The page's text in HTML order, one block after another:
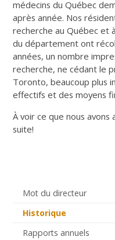
Mot du directeur
Historique
Rapports annuels
médecins du Québec
après année. Nos
recherche au Québec et
du département ont
années, un nombre
recherche, ne cédant le
Toronto, beaucoup plus
effectifs et des moyens
À voir ce que nous avons
suite!